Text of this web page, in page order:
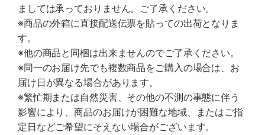
ましては承っておりません。ご了承ください。
※商品の外箱に直接配送伝票を貼っての出荷となりま
す。
※他の商品と同梱は出来ませんのでご了承ください。
※同一のお届け先でも複数商品をご購入の場合は、お
届け日が異なる場合があります。
※繁忙期または自然災害、その他の不測の事態に伴う
影響により、商品のお届けが困難な地域、またはご指
定日などご希望にそえない場合がございます。